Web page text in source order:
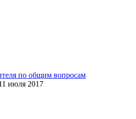
по общим вопросам
июля 2017